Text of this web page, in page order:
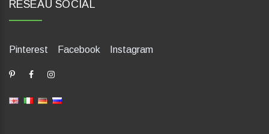
RÉSEAU SOCIAL
Pinterest Facebook Instagram